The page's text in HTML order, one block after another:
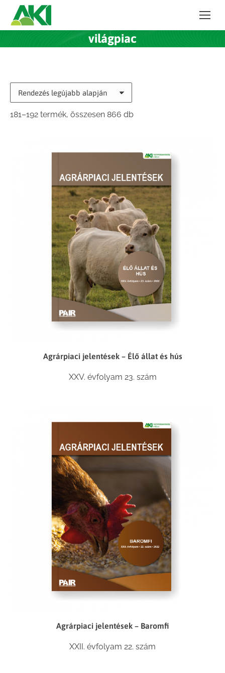
világpiac
181–192 termék, összesen 866 dbSorted
Agrárpiaci jelentések – Élő állat és hús
XXV. évfolyam 23. szám
Agrárpiaci jelentések – Baromfi
XXII. évfolyam 22. szám